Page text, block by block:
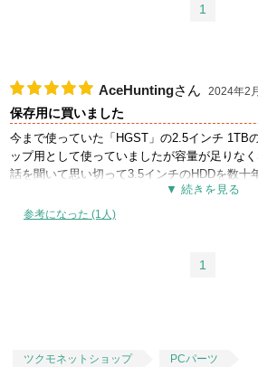
1
AceHuntingさん 2024年2
保存用に買いました
今まで使っていた「HGST」の2.5インチ 1TB
ップ用として使っていましたが容量が足りな
話を聞いて思い切って3.5インチのHDDを数十
結果は大満足で、今まで使った外付けHDDで
CrystalDiskInfoでも発熱はしていなくて安定
そして、発想された時の梱包がとても素晴ら
参考になった (1人)
1
ツクモネットショップ PCパーツ